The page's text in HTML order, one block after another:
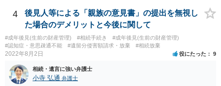
4
後見人等による「親族の意見書」の提出を無視し
た場合のデメリットと今後に関して
#成年後見(生前の財産管理) #相続手続き
#成年後見(生前の財産管理)
#認知症・意思疎通不能
#遺留分侵害額請求・放棄 #相続放棄
2022年8月2日 役にたった 9
相続・遺言に強い弁護士
小寺 弘通 弁護士